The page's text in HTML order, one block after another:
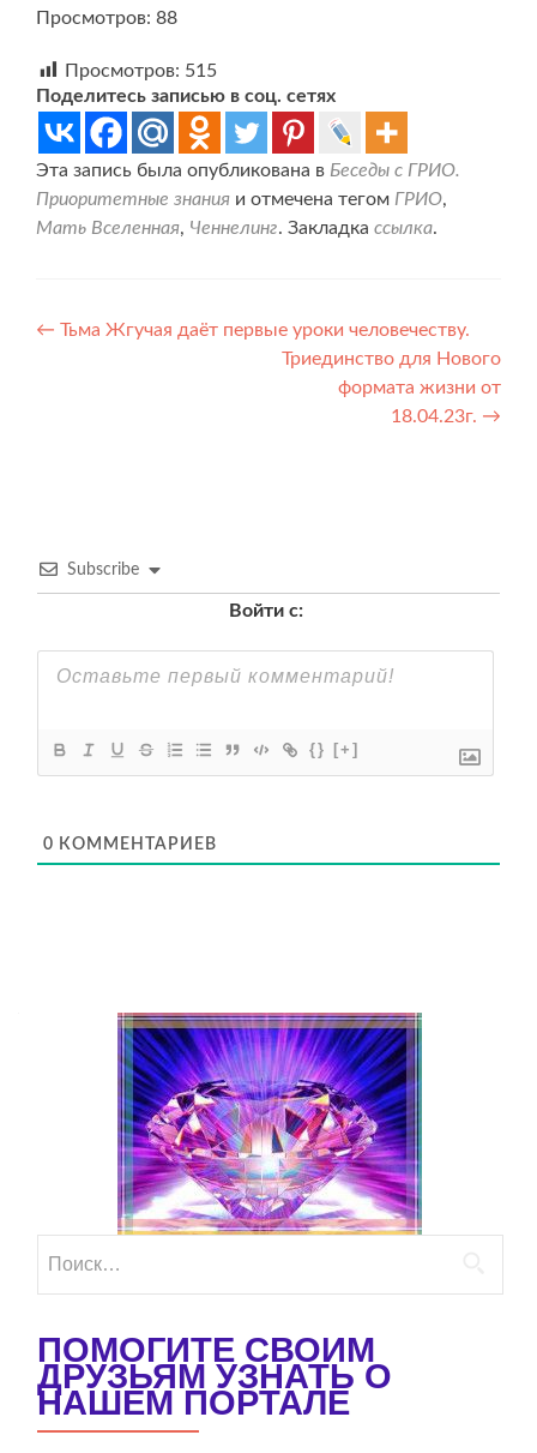
Просмотров: 88
Просмотров: 515
Поделитесь записью в соц. сетях
Эта запись была опубликована в Беседы с ГРИО.
Приоритетные знания и отмечена тегом ГРИО,
Мать Вселенная, Ченнелинг. Закладка ссылка.
Навигация
← Тьма Жгучая даёт первые уроки человечеству.
Триединство для Нового
формата жизни от
18.04.23г. →
Subscribe
Войти с:
{} [+]
0 КОММЕНТАРИЕВ
ПОМОГИТЕ СВОИМ
ДРУЗЬЯМ УЗНАТЬ О
НАШЕМ ПОРТАЛЕ